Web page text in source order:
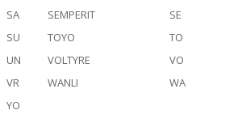
SA SEMPERIT
SE
SU TOYO
TO
UN VOLTYRE
VO
VR WANLI
WA
YO